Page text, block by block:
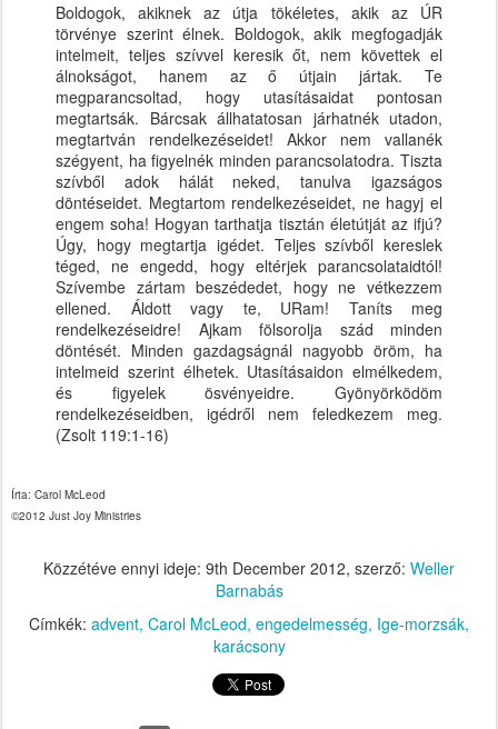
Boldogok, akiknek az útja tökéletes, akik az ÚR
törvénye szerint élnek. Boldogok, akik megfogadják
intelmeit, teljes szívvel keresik őt, nem követtek el
álnokságot, hanem az ő útjain jártak. Te
megparancsoltad, hogy utasításaidat pontosan
megtartsák. Bárcsak állhatatosan járhatnék utadon,
megtartván rendelkezéseidet! Akkor nem vallanék
szégyent, ha figyelnék minden parancsolatodra. Tiszta
szívből adok hálát neked, tanulva igazságos
döntéseidet. Megtartom rendelkezéseidet, ne hagyj el
engem soha! Hogyan tarthatja tisztán életútját az ifjú?
Úgy, hogy megtartja igédet. Teljes szívből kereslek
téged, ne engedd, hogy eltérjek parancsolataidtól!
Szívembe zártam beszédedet, hogy ne vétkezzem
ellened. Áldott vagy te, URam! Taníts meg
rendelkezéseidre! Ajkam fölsorolja szád minden
döntését. Minden gazdagságnál nagyobb öröm, ha
intelmeid szerint élhetek. Utasításaidon elmélkedem,
és figyelek ösvényeidre. Gyönyörködöm
rendelkezéseidben, igédről nem feledkezem meg.
(Zsolt 119:1-16)
Írta: Carol McLeod
©2012 Just Joy Ministries
Közzétéve ennyi ideje: 9th December 2012, szerző: Weller
Barnabás
Címkék: advent Carol McLeod engedelmesség Ige-morzsák
karácsony